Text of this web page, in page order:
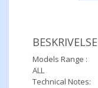
BESKRIVELSE
Models Range :
ALL
Technical Notes: